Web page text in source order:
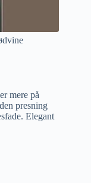
mere på
presning
Elegant